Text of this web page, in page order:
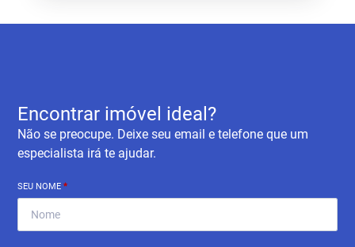
Encontrar imóvel ideal?
Não se preocupe. Deixe seu email e telefone que um
especialista irá te ajudar.
SEU NOME*